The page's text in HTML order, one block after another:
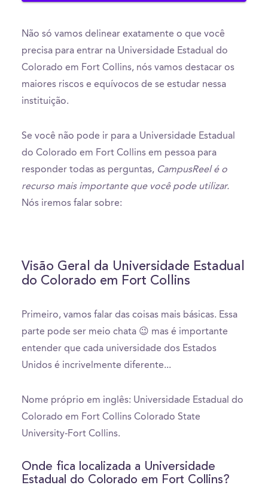
Não só vamos delinear exatamente o que você
precisa para entrar na Universidade Estadual do
Colorado em Fort Collins, nós vamos destacar os
maiores riscos e equívocos de se estudar nessa
instituição.
Se você não pode ir para a Universidade Estadual
do Colorado em Fort Collins em pessoa para
responder todas as perguntas, CampusReel é o
recurso mais importante que você pode utilizar.
Nós iremos falar sobre:
Visão Geral da Universidade Estadual
do Colorado em Fort Collins
Primeiro, vamos falar das coisas mais básicas. Essa
parte pode ser meio chata 😉 mas é importante
entender que cada universidade dos Estados
Unidos é incrivelmente diferente...
Nome próprio em inglês: Universidade Estadual do
Colorado em Fort Collins Colorado State
University-Fort Collins.
Onde fica localizada a Universidade
Estadual do Colorado em Fort Collins?